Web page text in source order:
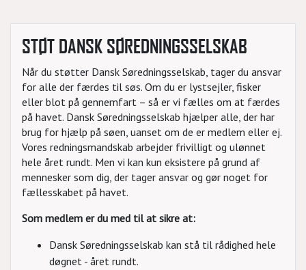
STØT DANSK SØREDNINGSSELSKAB
Når du støtter Dansk Søredningsselskab, tager du ansvar
for alle der færdes til søs. Om du er lystsejler, fisker
eller blot på gennemfart – så er vi fælles om at færdes
på havet. Dansk Søredningsselskab hjælper alle, der har
brug for hjælp på søen, uanset om de er medlem eller ej.
Vores redningsmandskab arbejder frivilligt og ulønnet
hele året rundt. Men vi kan kun eksistere på grund af
mennesker som dig, der tager ansvar og gør noget for
fællesskabet på havet.
Som medlem er du med til at sikre at:
Dansk Søredningsselskab kan stå til rådighed hele
døgnet - året rundt.